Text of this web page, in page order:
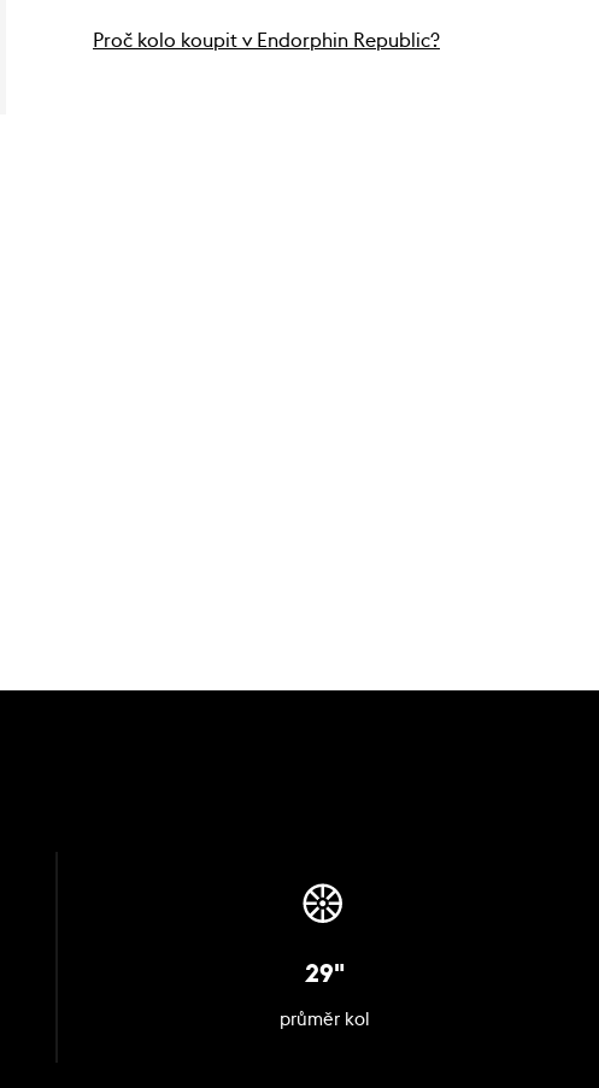
Proč kolo koupit v Endorphin Republic?
29"
průměr kol